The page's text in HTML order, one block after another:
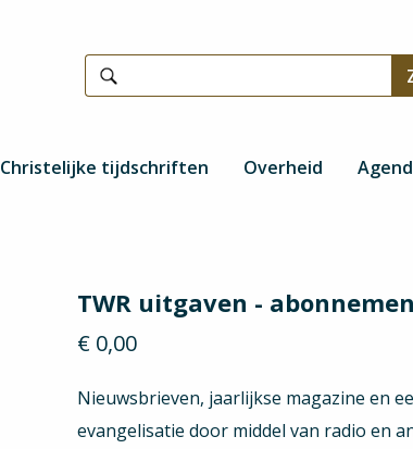
Christelijke tijdschriften Overheid
TWR uitgaven -
€ 0,00
Nieuwsbrieven, jaarlijkse magazine en
evangelisatie door middel van radio en